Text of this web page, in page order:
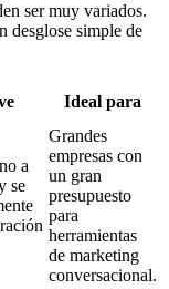
ser muy variados.
desglose simple de
Ideal para
a
se
Grandes
empresas con
un gran
presupuesto
para
herramientas
de marketing
conversacional.